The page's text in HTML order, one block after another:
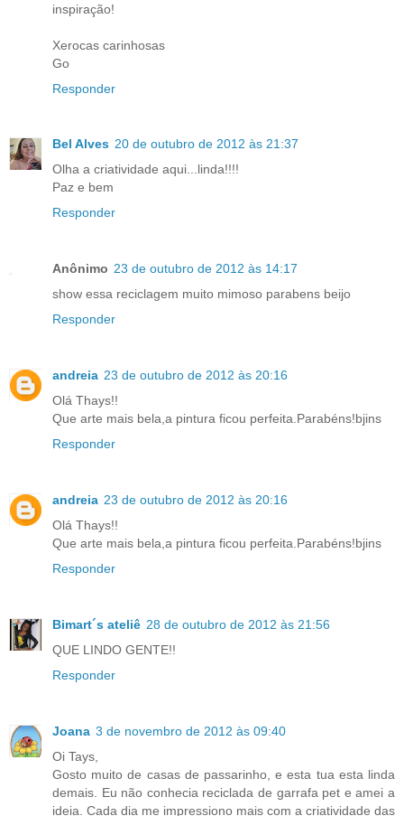
inspiração!
Xerocas carinhosas
Go
Responder
Bel Alves 20 de outubro de 2012 às 21:37
Olha a criatividade aqui...linda!!!!
Paz e bem
Responder
Anônimo 23 de outubro de 2012 às 14:17
show essa reciclagem muito mimoso parabens beijo
Responder
andreia 23 de outubro de 2012 às 20:16
Olá Thays!!
Que arte mais bela,a pintura ficou perfeita.Parabéns!bjins
Responder
andreia 23 de outubro de 2012 às 20:16
Olá Thays!!
Que arte mais bela,a pintura ficou perfeita.Parabéns!bjins
Responder
Bimart´s ateliê 28 de outubro de 2012 às 21:56
QUE LINDO GENTE!!
Responder
Joana 3 de novembro de 2012 às 09:40
Oi Tays,
Gosto muito de casas de passarinho, e esta tua esta linda
demais. Eu não conhecia reciclada de garrafa pet e amei a
ideia. Cada dia me impressiono mais com a criatividade das